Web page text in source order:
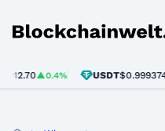
Blockchainwelt
▲0.4% USDT$0.999374▲0%